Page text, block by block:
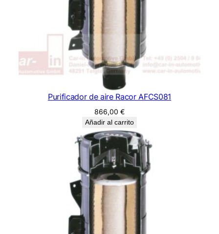
Purificador de aire Racor AFCS081
866,00 €
Añadir al carrito